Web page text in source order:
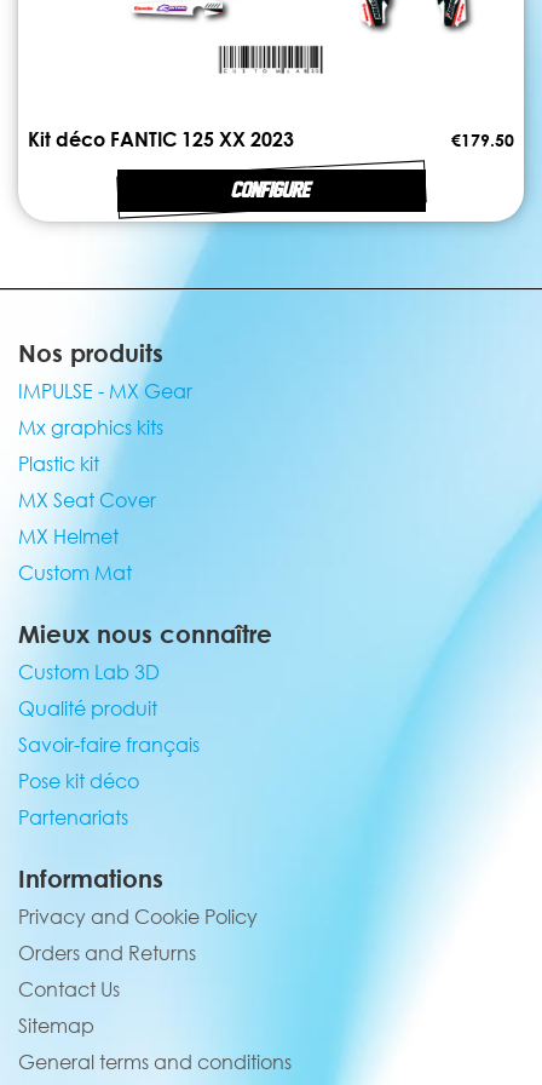
Kit déco FANTIC 125 XX 2023 €179.50
CONFIGURE
Nos produits
IMPULSE - MX Gear
Mx graphics kits
Plastic kit
MX Seat Cover
MX Helmet
Custom Mat
Mieux nous connaître
Custom Lab 3D
Qualité produit
Savoir-faire français
Pose kit déco
Partenariats
Informations
Privacy and Cookie Policy
Orders and Returns
Contact Us
Sitemap
General terms and conditions